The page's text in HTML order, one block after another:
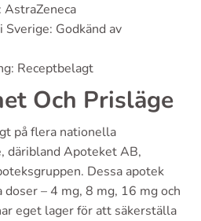
Godkänd av
Receptbelagt
Och Prisläge
på flera nationella
däribland Apoteket AB,
Dessa apotek
– 4 mg, 8 mg, 16 mg och
eget lager för att säkerställa